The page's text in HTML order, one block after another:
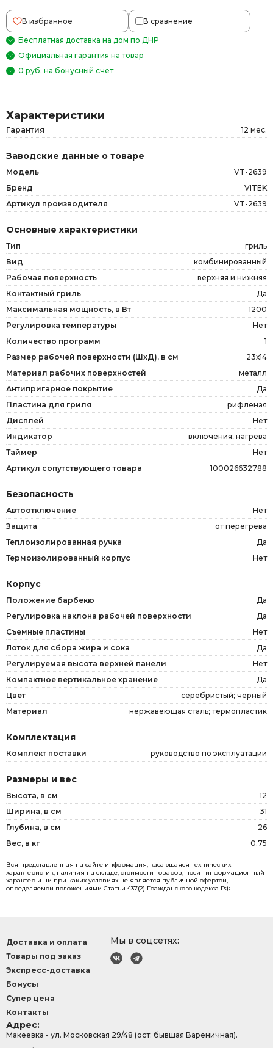
В избранное В сравнение
Бесплатная доставка на дом по ДНР
Официальная гарантия на товар
0 руб. на бонусный счет
Характеристики
Гарантия 12 мес.
Заводские данные о товаре
Модель
VT-2639
Бренд
VITEK
Артикул производителя
VT-2639
Основные характеристики
Тип
гриль
Вид
комбинированный
Рабочая поверхность
верхняя и нижняя
Контактный гриль
Да
Максимальная мощность, в Вт
1200
Регулировка температуры
Нет
Количество программ
1
Размер рабочей поверхности (ШxД), в см
23х14
Материал рабочих поверхностей
металл
Антипригарное покрытие
Да
Пластина для гриля
рифленая
Дисплей
Нет
Индикатор
включения; нагрева
Таймер
Нет
Артикул сопутствующего товара
100026632788
Безопасность
Автоотключение
Нет
Защита
от перегрева
Теплоизолированная ручка
Да
Термоизолированный корпус
Нет
Корпус
Положение барбекю
Да
Регулировка наклона рабочей поверхности
Да
Съемные пластины
Нет
Лоток для сбора жира и сока
Да
Регулируемая высота верхней панели
Нет
Компактное вертикальное хранение
Да
Цвет
серебристый; черный
Материал
нержавеющая сталь; термопластик
Комплектация
Комплект поставки руководство по эксплуатации
Размеры и вес
Высота, в см
12
Ширина, в см
31
Глубина, в см
26
Вес, в кг
0.75
Вся представленная на сайте информация, касающаяся технических
характеристик, наличия на складе, стоимости товаров, носит информационный
характер и ни при каких условиях не является публичной офертой,
определяемой положениями Статьи 437(2) Гражданского кодекса РФ.
Мы в соцсетях:
Доставка и оплата
Товары под заказ
Экспресс-доставка
Бонусы
Супер цена
Контакты
Адрес:
Макеевка - ул. Московская 29/48 (ост. бывшая Вареничная).